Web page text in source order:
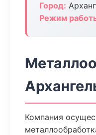
Город:
Режим
Компания